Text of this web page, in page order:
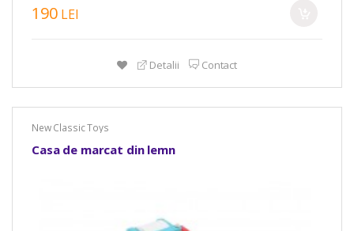
190 LEI
Detalii Contact
New Classic Toys
Casa de marcat din lemn